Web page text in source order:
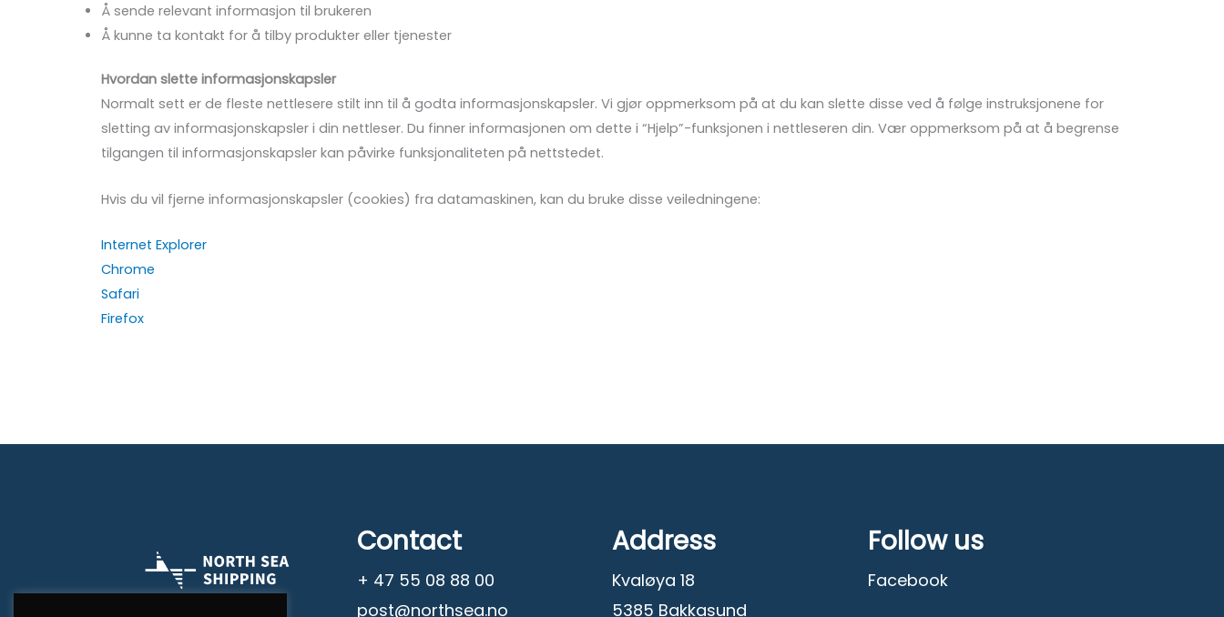
Å sende relevant informasjon til brukeren
Å kunne ta kontakt for å tilby produkter eller tjenester
Hvordan slette informasjonskapsler
Normalt sett er de fleste nettlesere stilt inn til å godta informasjonskapsler. Vi gjør oppmerksom på at du kan slette disse ved å følge instruksjonene for
sletting av informasjonskapsler i din nettleser. Du finner informasjonen om dette i “Hjelp”-funksjonen i nettleseren din. Vær oppmerksom på at å begrense
tilgangen til informasjonskapsler kan påvirke funksjonaliteten på nettstedet.
Hvis du vil fjerne informasjonskapsler (cookies) fra datamaskinen, kan du bruke disse veiledningene:
Internet Explorer
Chrome
Safari
Firefox
Contact
+ 47 55 08 88 00
post@northsea.no
Address
Kvaløya 18
5385 Bakkasund
Follow us
Facebook